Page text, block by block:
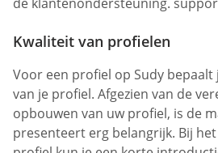
Kwaliteit van profielen
Voor een profiel op Sudy
van je profiel. Afgezien van de
opbouwen van uw profiel, is de
presenteert erg belangrijk. Bij